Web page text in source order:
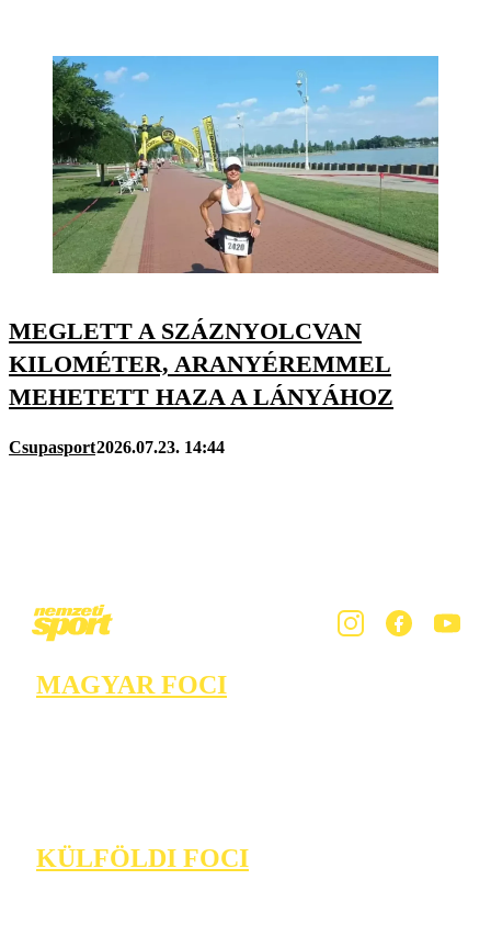
MEGLETT A SZÁZNYOLCVAN
KILOMÉTER, ARANYÉREMMEL
MEHETETT HAZA A LÁNYÁHOZ
Csupasport2026.07.23. 14:44
MAGYAR FOCI
KÜLFÖLDI FOCI